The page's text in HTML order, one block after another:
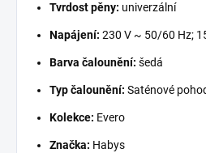
Tvrdost pěny: univerzální
Napájení: 230 V ~ 50/60 Hz;
Barva čalounění: šedá
Typ čalounění: Saténové
Kolekce: Evero
Značka: Habys